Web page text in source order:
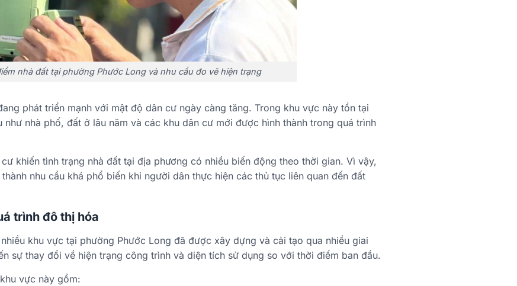
nhà đất tại phường Phước Long và nhu cầu đo vẽ hiện trạng
phát triển mạnh với mật độ dân cư ngày càng tăng. Trong khu vực này tồn tại
như nhà phố, đất ở lâu năm và các khu dân cư mới được hình thành trong quá trình
khiến tình trạng nhà đất tại địa phương có nhiều biến động theo thời gian. Vì vậy,
nhu cầu khá phổ biến khi người dân thực hiện các thủ tục liên quan đến đất
trình đô thị hóa
khu vực tại phường Phước Long đã được xây dựng và cải tạo qua nhiều giai
sự thay đổi về hiện trạng công trình và diện tích sử dụng so với thời điểm ban đầu.
vực này gồm: